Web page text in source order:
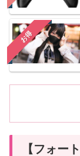
お得
【フォー